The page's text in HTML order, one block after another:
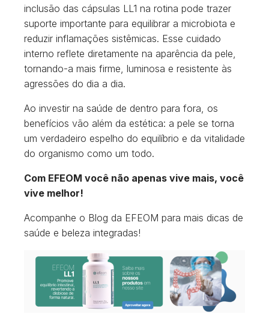
inclusão das cápsulas LL1 na rotina pode trazer
suporte importante para equilibrar a microbiota e
reduzir inflamações sistêmicas. Esse cuidado
interno reflete diretamente na aparência da pele,
tornando-a mais firme, luminosa e resistente às
agressões do dia a dia.
Ao investir na saúde de dentro para fora, os
benefícios vão além da estética: a pele se torna
um verdadeiro espelho do equilíbrio e da vitalidade
do organismo como um todo.
Com EFEOM você não apenas vive mais, você
vive melhor!
Acompanhe o Blog da EFEOM para mais dicas de
saúde e beleza integradas!